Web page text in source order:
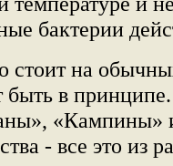
бактерии
стоит на
быть в
«Кампины»
- все это из